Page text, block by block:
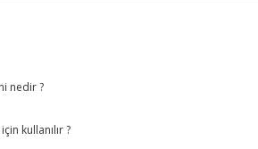
nedir ?
kullanılır ?